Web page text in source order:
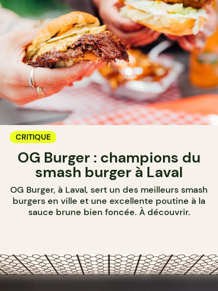
CRITIQUE
OG Burger : champions du
smash burger à Laval
OG Burger, à Laval, sert un des meilleurs smash
burgers en ville et une excellente poutine à la
sauce brune bien foncée. À découvrir.